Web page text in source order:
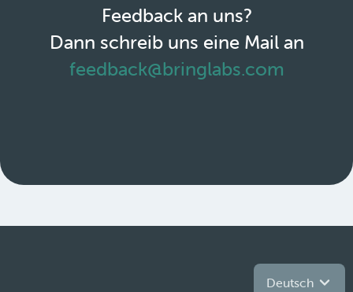
Feedback an uns?
Dann schreib uns eine Mail an
feedback@bringlabs.com
Deutsch